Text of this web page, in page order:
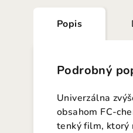
Popis
Podrobný
Univerzálna
obsahom FC-
tenký film, ktorý